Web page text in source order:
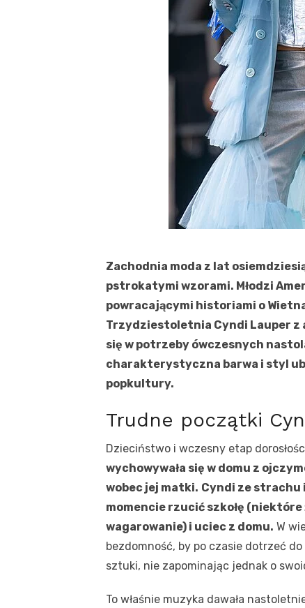
Zachodnia moda z lat
pstrokatymi wzorami. Młodzi
powracającymi historiami o
Trzydziestoletnia Cyndi Lauper z
się w potrzeby ówczesnych
charakterystyczna barwa i styl
popkultury.
Trudne początki
Dzieciństwo i wczesny etap
wychowywała się w domu z
wobec jej matki. Cyndi ze strachu i
momencie rzucić szkołę (niektóre
wagarowanie) i uciec z domu. W
bezdomność, by po czasie dotrzeć
sztuki, nie zapominając jednak o
To właśnie muzyka dawała